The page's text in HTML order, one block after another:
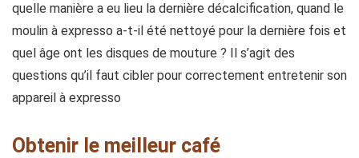
quelle manière a eu lieu la dernière décalcification, quand le
moulin à expresso a-t-il été nettoyé pour la dernière fois et
quel âge ont les disques de mouture ? Il s’agit des
questions qu’il faut cibler pour correctement entretenir son
appareil à expresso
Obtenir le meilleur café